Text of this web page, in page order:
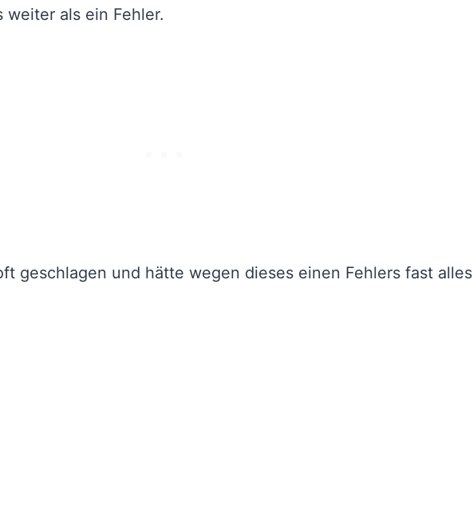
weiter als ein Fehler.
geschlagen und hätte wegen dieses einen Fehlers fast alles